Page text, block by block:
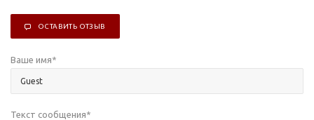
ОСТАВИТЬ ОТЗЫВ
Ваше имя*
Текст сообщения*